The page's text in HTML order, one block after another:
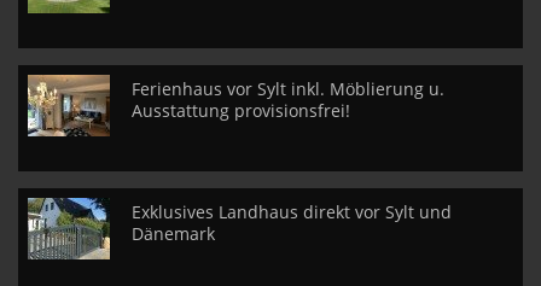
Ferienhaus vor Sylt inkl. Möblierung u.
Ausstattung provisionsfrei!
Exklusives Landhaus direkt vor Sylt und
Dänemark